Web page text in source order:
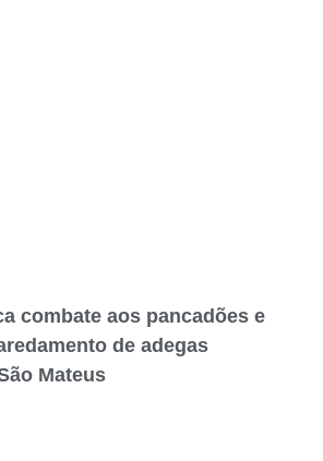
combate aos pancadões e
de adegas
Mateus